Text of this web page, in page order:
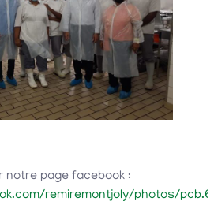
notre page facebook :
remiremontjoly/photos/